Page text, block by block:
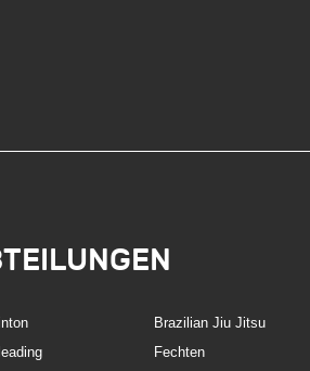
Brazilian Jiu Jitsu
Fechten